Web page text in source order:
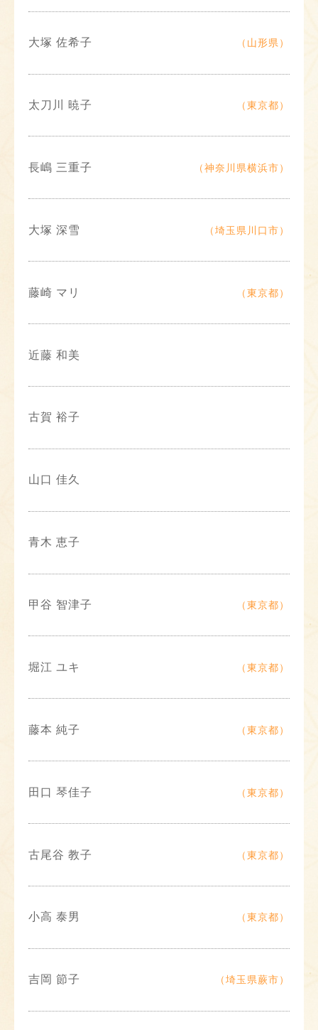
大塚 佐希子 （山形県）
太刀川 暁子 （東京都）
長嶋 三重子 （神奈川県横浜市）
大塚 深雪 （埼玉県川口市）
藤崎 マリ （東京都）
近藤 和美
古賀 裕子
山口 佳久
青木 恵子
甲谷 智津子 （東京都）
堀江 ユキ （東京都）
藤本 純子 （東京都）
田口 琴佳子 （東京都）
古尾谷 教子 （東京都）
小高 泰男 （東京都）
吉岡 節子 （埼玉県蕨市）